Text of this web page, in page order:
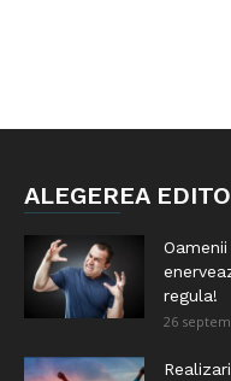
ALEGEREA
regula!
26